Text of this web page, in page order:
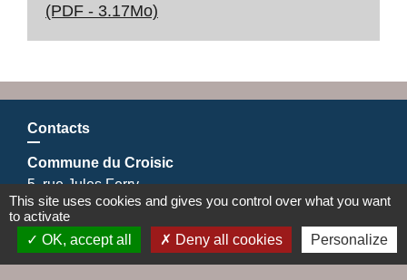
(PDF - 3.17Mo)
Contacts
Commune du Croisic
5, rue Jules Ferry
44490 Le Croisic - FRANCE
+33 2 28 56 78 50
Contact par formulaire
This site uses cookies and gives you control over what you want
to activate
OK, accept all
Deny all cookies Personalize